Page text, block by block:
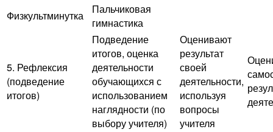
Физкультминутка
Пальчиковая
гимнастика
5. Рефлексия
(подведение
итогов)
Подведение
итогов, оценка
деятельности
обучающихся с
использованием
наглядности (по
выбору учителя)
Оценивают
результат
своей
деятельности,
используя
вопросы
учителя